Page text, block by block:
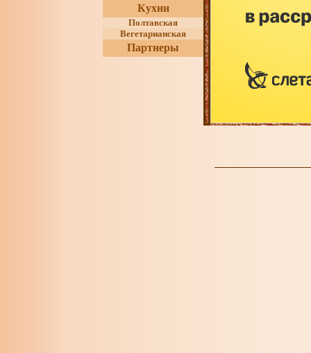
Кухни
Полтавская
Вегетарианская
Партнеры